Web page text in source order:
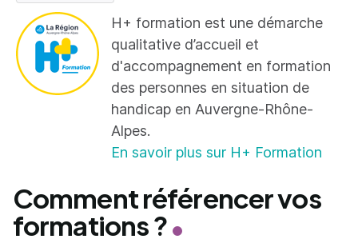
H+ formation est une démarche
qualitative d’accueil et
d'accompagnement en formation
des personnes en situation de
handicap en Auvergne-Rhône-
Alpes.
En savoir plus sur H+ Formation
Comment référencer vos
formations ?